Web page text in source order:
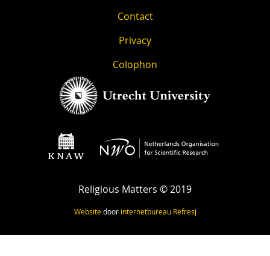
Contact
Privacy
Colophon
Religious Matters © 2019
Websitedoor internetbureau Refresj